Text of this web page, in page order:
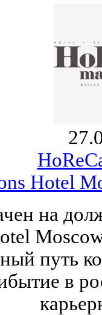
Hotel
на
путь
в